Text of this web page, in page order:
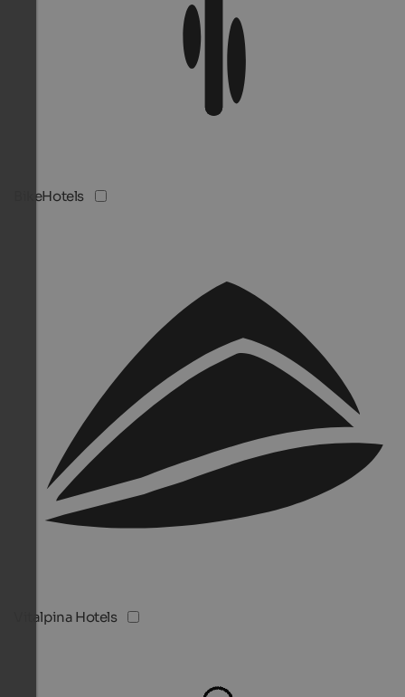
BikeHotels
Vitalpina Hotels